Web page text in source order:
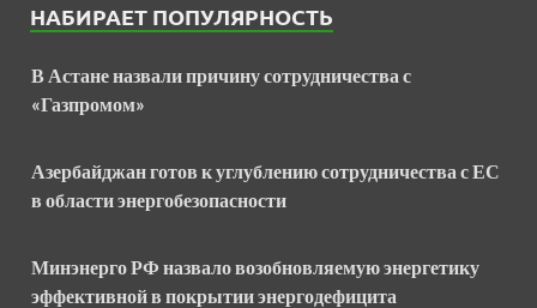
НАБИРАЕТ ПОПУЛЯРНОСТЬ
В Астане назвали причину сотрудничества с
«Газпромом»
Азербайджан готов к углублению сотрудничества с ЕС
в области энергобезопасности
Минэнерго РФ назвало возобновляемую энергетику
эффективной в покрытии энергодефицита